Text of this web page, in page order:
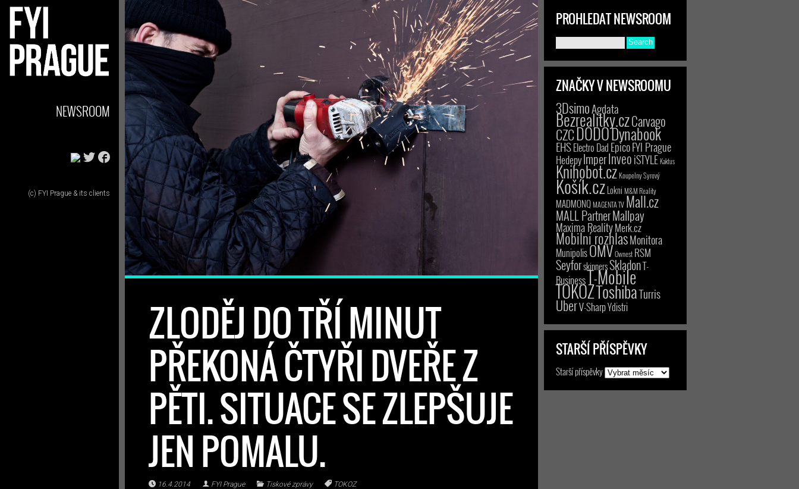
NEWSROOM
(c) FYI Prague & its clients
ZLODĚJ DO TŘÍ MINUT
PŘEKONÁ ČTYŘI DVEŘE Z
PĚTI. SITUACE SE ZLEPŠUJE
JEN POMALU.
16.4.2014 FYI Prague Tiskové zprávy TOKOZ
PROHLEDAT NEWSROOM
ZNAČKY V NEWSROOMU
3DsimoAgdata
Bezrealitky.czCarvago
CZCDODODynabook
EHSElectro Dad EpicoFYI Prague
HedepyImperInveoiSTYLEKaktus
Knihobot.czKoupelny Syrový
Košík.czLokni M&M Reality
MADMONQMAGENTA TV Mall.cz
MALL PartnerMallpay
Maxima RealityMerk.cz
Mobilní rozhlasMonitora
MunipolisOMVOwnest RSM
SeyforskinnersSkladonT-
BusinessT-Mobile
TOKOZToshibaTurris
UberV-SharpYdistri
STARŠÍ PŘÍSPĚVKY
Starší příspěvky